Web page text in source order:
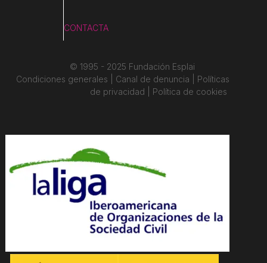
CONTACTA
© 1995 - 2025 Fundación Esplai
Condiciones generales | Canal de denuncia | Políticas
de privacidad | Política de cookies